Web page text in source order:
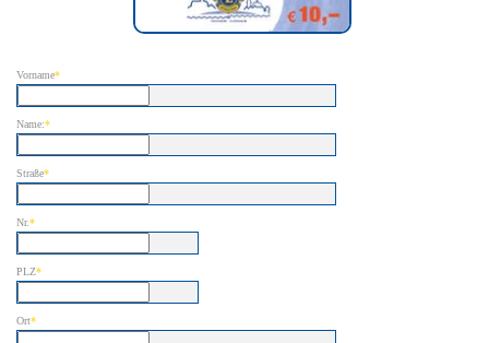
Vorname*
Name:*
Straße*
Nr.*
PLZ*
Ort*